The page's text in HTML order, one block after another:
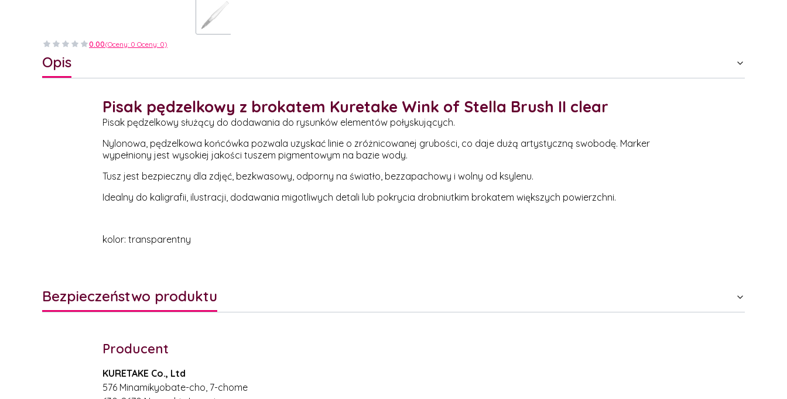
0.00(Oceny: 0 Oceny: 0)
Opis
Pisak pędzelkowy z brokatem Kuretake Wink of Stella Brush II clear
Pisak pędzelkowy służący do dodawania do rysunków elementów połyskujących.
Nylonowa, pędzelkowa końcówka pozwala uzyskać linie o zróżnicowanej grubości, co daje dużą artystyczną swobodę. Marker
wypełniony jest wysokiej jakości tuszem pigmentowym na bazie wody.
Tusz jest bezpieczny dla zdjęć, bezkwasowy, odporny na światło, bezzapachowy i wolny od ksylenu.
Idealny do kaligrafii, ilustracji, dodawania migotliwych detali lub pokrycia drobniutkim brokatem większych powierzchni.
kolor: transparentny
Bezpieczeństwo produktu
Producent
KURETAKE Co., Ltd
576 Minamikyobate-cho, 7-chome